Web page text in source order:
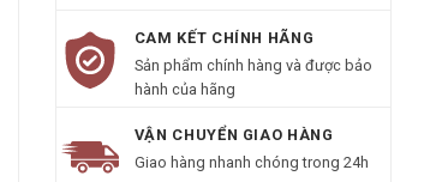
CAM KẾT CHÍNH HÃNG
Sản phẩm chính hàng và được bảo
hành của hãng
VẬN CHUYỂN GIAO HÀNG
Giao hàng nhanh chóng trong 24h